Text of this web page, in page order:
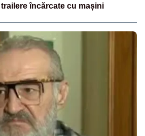
încărcate cu mașini